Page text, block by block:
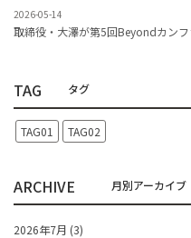
2026-05-14
取締役・大澤が第5回Beyondカン
TAG
TAG01 TAG02
ARCHIVE
2026年7月 (3)